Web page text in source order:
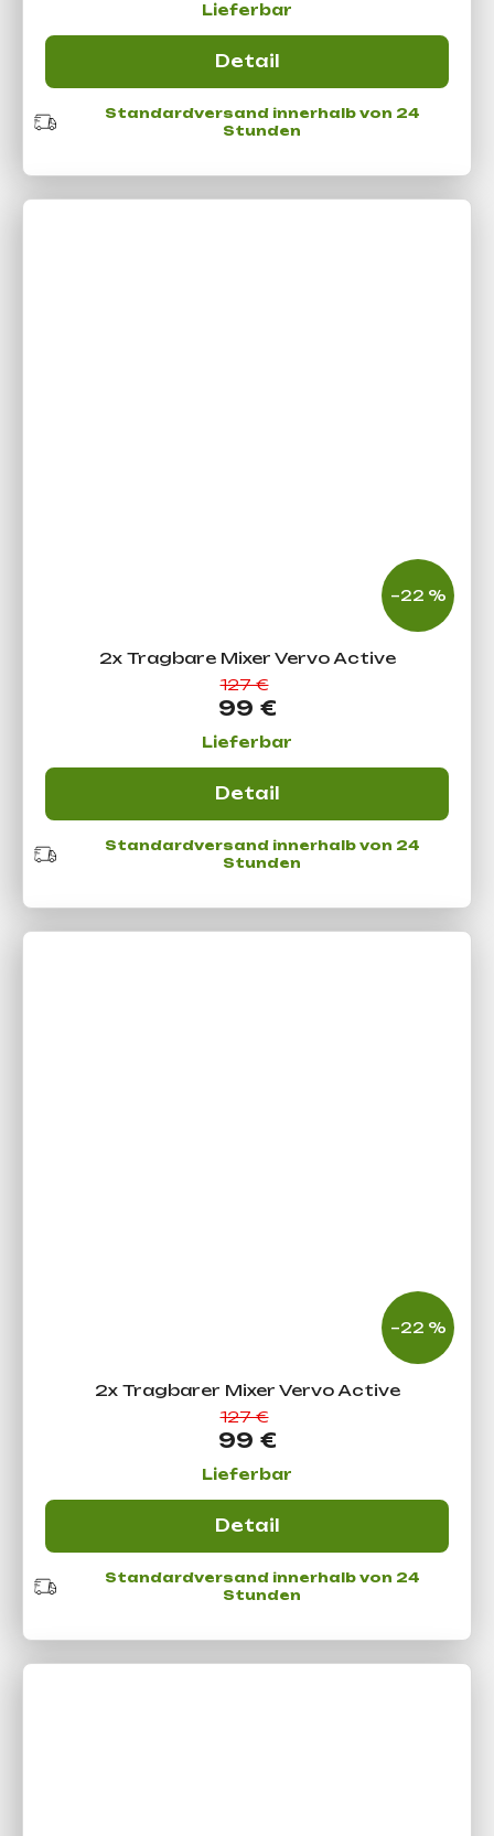
Lieferbar
Detail
Standardversand innerhalb von 24
Stunden
–22 %
2x Tragbare Mixer Vervo Active
127 €
99 €
Lieferbar
Detail
Standardversand innerhalb von 24
Stunden
–22 %
2x Tragbarer Mixer Vervo Active
127 €
99 €
Lieferbar
Detail
Standardversand innerhalb von 24
Stunden